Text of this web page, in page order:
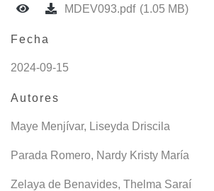
MDEV093.pdf (1.05 MB)
Fecha
2024-09-15
Autores
Maye Menjívar, Liseyda Driscila
Parada Romero, Nardy Kristy María
Zelaya de Benavides, Thelma Saraí